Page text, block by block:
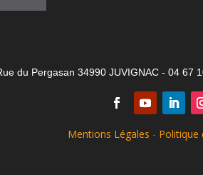
du Pergasan 34990 JUVIGNAC - 04 67
Mentions Légales - Politique